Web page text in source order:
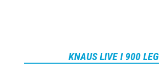
KNAUS LIVE I 900 LEG